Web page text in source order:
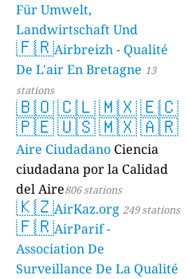
Für Umwelt,
Landwirtschaft Und
Geologie) 50 stations
🇫🇷Airbreizh - Qualité
De L'air En Bretagne 13
stations
🇧🇴🇨🇱🇲🇽🇪🇨
🇵🇪🇺🇸🇲🇽🇦🇷
Aire Ciudadano Ciencia
ciudadana por la Calidad
del Aire806 stations
🇰🇿AirKaz.org 249 stations
🇫🇷AirParif -
Association De
Surveillance De La Qualité